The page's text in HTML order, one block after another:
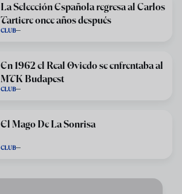
La Selección Española regresa al Carlos
Tartiere once años después
CLUB
En 1962 el Real Oviedo se enfrentaba al
MTK Budapest
CLUB
El Mago De La Sonrisa
CLUB